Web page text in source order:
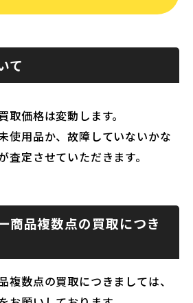
て
取価格は変動します。
使用品か、故障していないかな
査定させていただきます。
商品複数点の買取につき
複数点の買取につきましては、